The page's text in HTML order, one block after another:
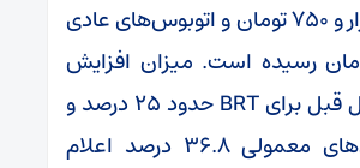
جاری به ۲ هزار و ۷۵۰ تومان و اتوبوس‌های عادی
تومان رسیده است. میزان افزایش
نسبت به سال قبل برای BRT حدود ۲۵ درصد و
برای اتوبوس‌های معمولی ۳۶.۸ درصد اعلام